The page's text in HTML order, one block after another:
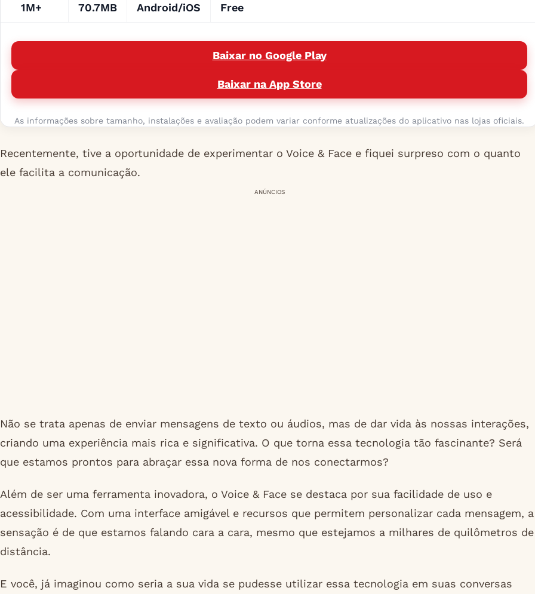
1M+ 70.7MB Android/iOS Free
Baixar no Google Play
Baixar na App Store
As informações sobre tamanho, instalações e avaliação podem variar conforme atualizações do aplicativo nas lojas oficiais.
Recentemente, tive a oportunidade de experimentar o Voice & Face e fiquei surpreso com o quanto
ele facilita a comunicação.
ANÚNCIOS
Não se trata apenas de enviar mensagens de texto ou áudios, mas de dar vida às nossas interações,
criando uma experiência mais rica e significativa. O que torna essa tecnologia tão fascinante? Será
que estamos prontos para abraçar essa nova forma de nos conectarmos?
Além de ser uma ferramenta inovadora, o Voice & Face se destaca por sua facilidade de uso e
acessibilidade. Com uma interface amigável e recursos que permitem personalizar cada mensagem, a
sensação é de que estamos falando cara a cara, mesmo que estejamos a milhares de quilômetros de
distância.
E você, já imaginou como seria a sua vida se pudesse utilizar essa tecnologia em suas conversas